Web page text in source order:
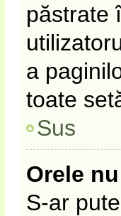
păstrate
a
toate
Sus
Orele
S-ar